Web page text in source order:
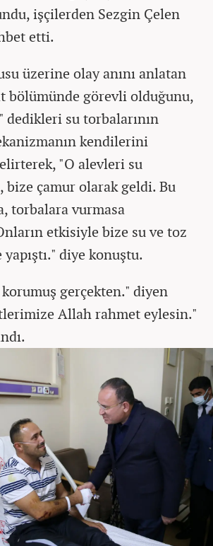
işçilerden Sezgin Çelen
etti.
üzerine olay anını anlatan
bölümünde görevli olduğunu,
dedikleri su torbalarının
kendilerini
"O alevleri su
bize çamur olarak geldi. Bu
torbalara vurmasa
etkisiyle bize su ve toz
diye konuştu.
gerçekten." diyen
Allah rahmet eylesin."